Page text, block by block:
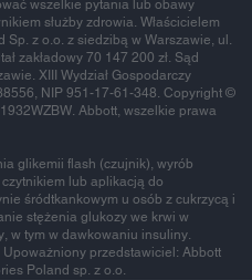
wszelkie pytania lub obawy
służby zdrowia. Właścicielem
z o.o. z siedzibą w Warszawie, ul.
zakładowy 70 147 200 zł. Sąd
XIII Wydział Gospodarczy
NIP 951-17-61-348. Copyright ©
Abbott, wszelkie prawa
glikemii flash (czujnik), wyrób
lub aplikacją do
śródtkankowym u osób z cukrzycą i
stężenia glukozy we krwi w
w tym w dawkowaniu insuliny.
przedstawiciel: Abbott
Poland sp. z o.o.